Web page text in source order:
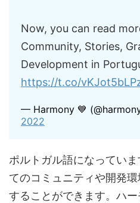
Now, you can read
Community, Stories,
Development in
https://t.co/
— Harmony 💙
2022
ポルトガル語になってい
てのコミュニティや開発
することができます。ハ